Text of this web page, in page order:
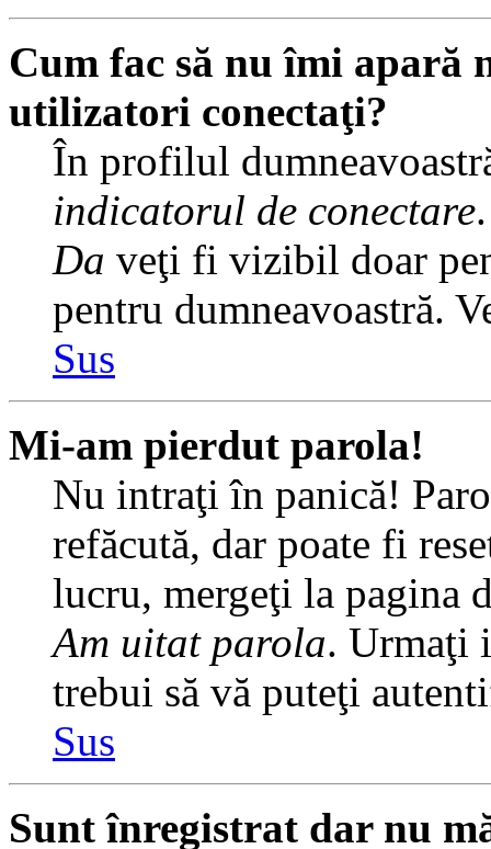
Cum fac să nu îmi apară
utilizatori conectaţi?
În profilul
indicatorul de conectare
Da veţi fi vizibil doar
pentru dumneavoastră.
Sus
Mi-am pierdut parola!
Nu intraţi în panică!
refăcută, dar poate fi
lucru, mergeţi la pagina
Am uitat parola. Urmaţi
trebui să vă puteţi
Sus
Sunt înregistrat dar nu